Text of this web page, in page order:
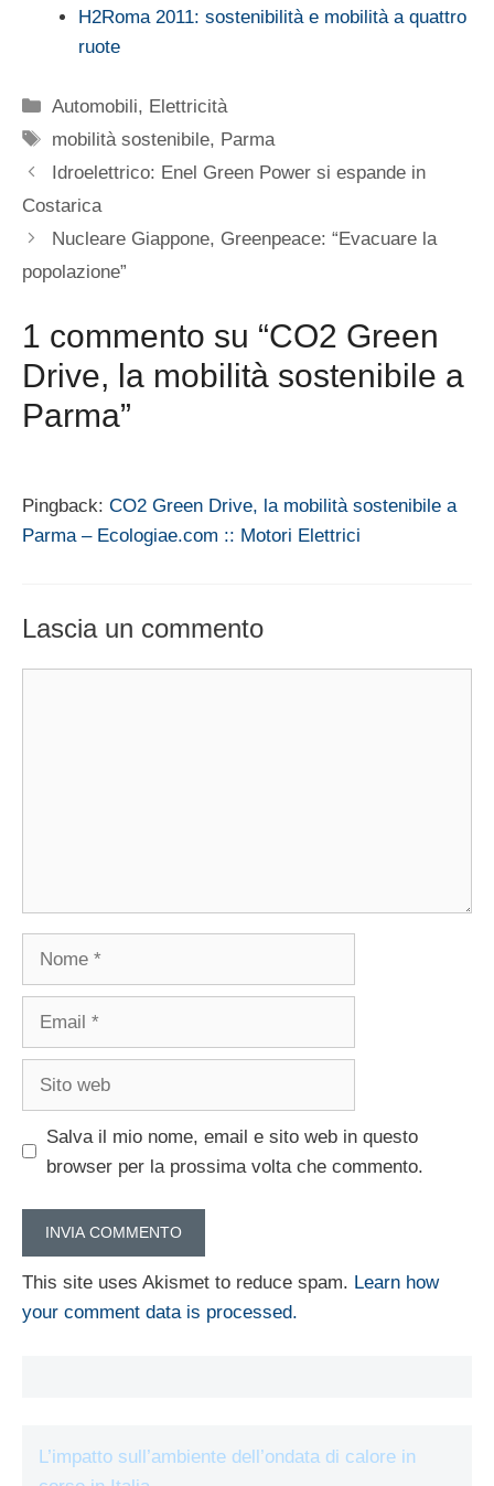
H2Roma 2011: sostenibilità e mobilità a quattro
ruote
Categorie
Automobili, Elettricità
Tag
mobilità sostenibile, Parma
Idroelettrico: Enel Green Power si espande in
Costarica
Nucleare Giappone, Greenpeace: “Evacuare la
popolazione”
1 commento su “CO2 Green
Drive, la mobilità sostenibile a
Parma”
Pingback: CO2 Green Drive, la mobilità sostenibile a
Parma – Ecologiae.com :: Motori Elettrici
Lascia un commento
Nome
Email
Sito
Salva il mio nome, email e sito web in questo
browser per la prossima volta che commento.
This site uses Akismet to reduce spam. Learn how
your comment data is processed.
L’impatto sull’ambiente dell’ondata di calore in